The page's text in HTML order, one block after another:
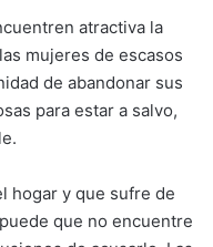
atractiva la
mujeres de escasos
de abandonar sus
para estar a salvo,
hogar y que sufre de
que no encuentre